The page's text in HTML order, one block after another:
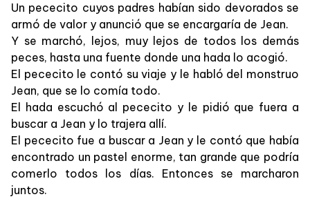
Un pececito cuyos padres habían sido devorados se
armó de valor y anunció que se encargaría de Jean.
Y se marchó, lejos, muy lejos de todos los demás
peces, hasta una fuente donde una hada lo acogió.
El pececito le contó su viaje y le habló del monstruo
Jean, que se lo comía todo.
El hada escuchó al pececito y le pidió que fuera a
buscar a Jean y lo trajera allí.
El pececito fue a buscar a Jean y le contó que había
encontrado un pastel enorme, tan grande que podría
comerlo todos los días. Entonces se marcharon
juntos.